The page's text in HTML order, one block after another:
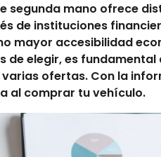
segunda mano ofrece
de instituciones
mayor accesibilidad
de elegir, es
ofertas. Con la
al comprar tu vehículo.